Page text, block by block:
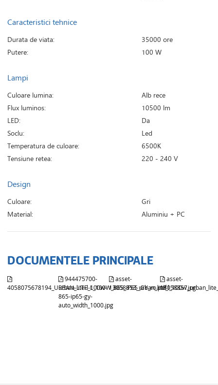
Caracteristici tehnice
Durata de viata:
35000 ore
Putere:
100 W
Lampi
Culoare lumina:
Alb rece
Flux luminos:
10500 lm
LED:
Da
Soclu:
Led
Temperatura de culoare:
6500K
Tensiune retea:
220 - 240 V
Design
Culoare:
Gri
Material:
Aluminiu + PC
DOCUMENTELE PRINCIPALE
4058075678194_URBAN_LITE_L_100W_865_IP65_GY_ro.pdf
944475700-
urban-lite-l-100w-
865-ip65-gy-
auto_width_1000.jpg
asset-
13058853_urban_lite_l_100w.jpg
asset-